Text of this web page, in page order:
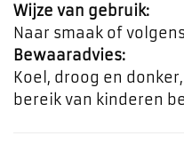
Wijze van gebruik:
Naar smaak of
Bewaaradvies:
Koel, droog en
bereik van kinderen